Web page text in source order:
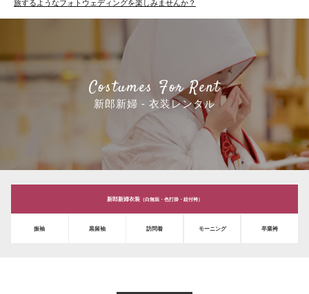
旅するようなフォトウェディングを楽しみませんか？
Costumes For Rent
新郎新婦 - 衣装レンタル
新郎新婦衣装（白無垢・色打掛・紋付袴）
振袖 黒留袖 訪問着 モーニング 卒業袴